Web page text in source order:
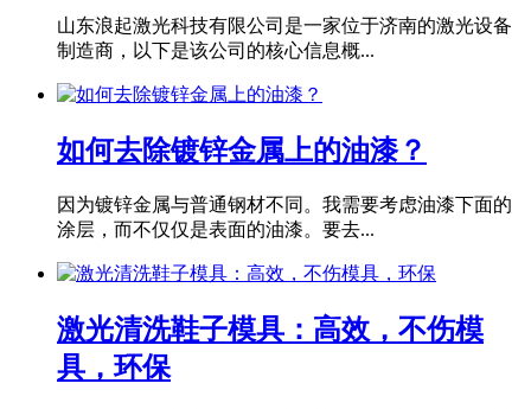
山东浪起激光科技有限公司是一家位于济南的激光设备
制造商，以下是该公司的核心信息概...
如何去除镀锌金属上的油漆？
因为镀锌金属与普通钢材不同。我需要考虑油漆下面的
涂层，而不仅仅是表面的油漆。要去...
激光清洗鞋子模具：高效，不伤模
具，环保